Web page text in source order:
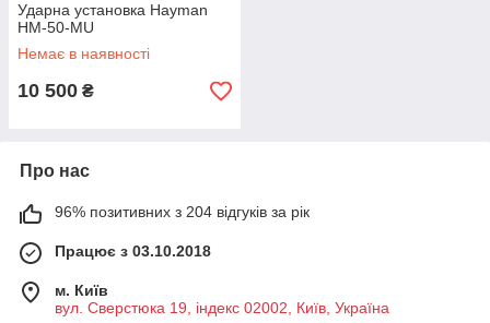
Ударна установка Hayman
HM-50-MU
Немає в наявності
10 500 ₴
Про нас
96% позитивних з 204 відгуків за рік
Працює з 03.10.2018
м. Київ
вул. Сверстюка 19, індекс 02002, Київ, Україна